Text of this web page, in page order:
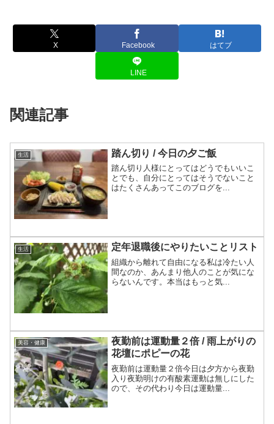
X Facebook はてブ
LINE
関連記事
生活 踏ん切り / 今日の夕ご飯
踏ん切り人様にとってはどうでもいいこ
とでも、自分にとってはそうでないこと
はたくさんあってこのブログを...
生活 定年退職後にやりたいことリスト
組織から離れて自由になる私は冷たい人
間なのか、あんまり他人のことが気にな
らないんです。本当はもっと気...
美容・健康
夜勤前は運動量２倍 / 雨上がりの
花壇にポピーの花
夜勤前は運動量２倍今日は夕方から夜勤
入り夜勤明けの有酸素運動は無しにした
ので、その代わり今日は運動量...